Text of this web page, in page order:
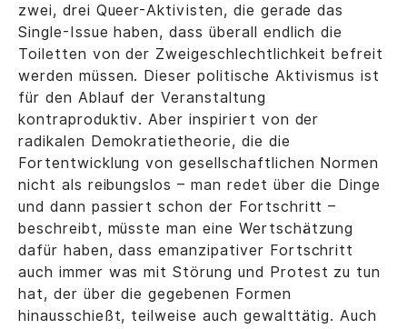
zwei, drei Queer-Aktivisten, die gerade das
Single-Issue haben, dass überall endlich die
Toiletten von der Zweigeschlechtlichkeit befreit
werden müssen. Dieser politische Aktivismus ist
für den Ablauf der Veranstaltung
kontraproduktiv. Aber inspiriert von der
radikalen Demokratietheorie, die die
Fortentwicklung von gesellschaftlichen Normen
nicht als reibungslos – man redet über die Dinge
und dann passiert schon der Fortschritt –
beschreibt, müsste man eine Wertschätzung
dafür haben, dass emanzipativer Fortschritt
auch immer was mit Störung und Protest zu tun
hat, der über die gegebenen Formen
hinausschießt, teilweise auch gewalttätig. Auch